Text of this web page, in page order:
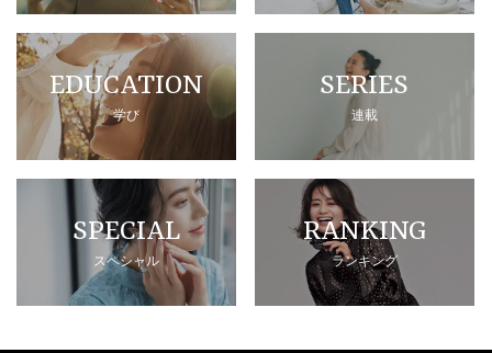
EDUCATION
学び
SERIES
連載
SPECIAL
スペシャル
RANKING
ランキング